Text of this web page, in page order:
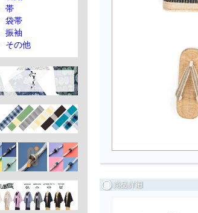
帯
袋帯
振袖
その他